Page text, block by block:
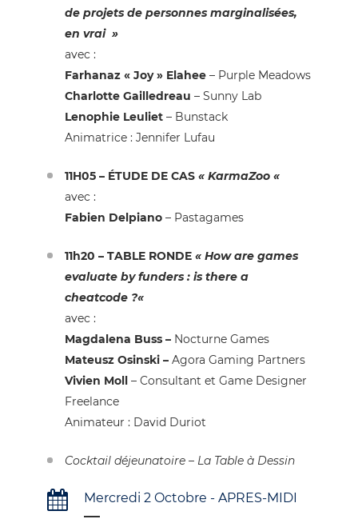
de projets de personnes marginalisées,
en vrai »
avec :
Farhanaz « Joy » Elahee – Purple Meadows
Charlotte Gailledreau – Sunny Lab
Lenophie Leuliet – Bunstack
Animatrice : Jennifer Lufau
11H05 – ÉTUDE DE CAS « KarmaZoo «
avec :
Fabien Delpiano – Pastagames
11h20 – TABLE RONDE « How are games
evaluate by funders : is there a
cheatcode ?«
avec :
Magdalena Buss – Nocturne Games
Mateusz Osinski – Agora Gaming Partners
Vivien Moll – Consultant et Game Designer
Freelance
Animateur : David Duriot
Cocktail déjeunatoire – La Table à Dessin
Mercredi 2 Octobre - APRES-MIDI